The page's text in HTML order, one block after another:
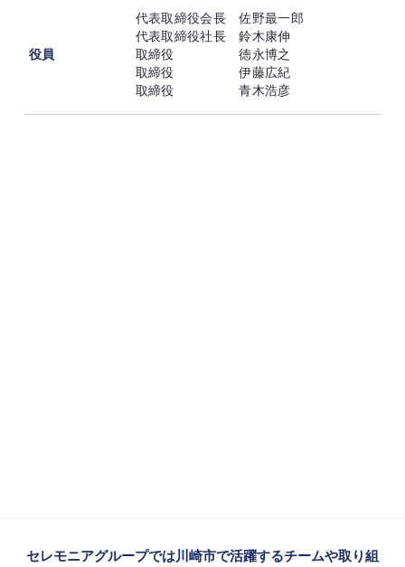
役員
代表取締役会長 佐野最一郎
代表取締役社長 鈴木康伸
取締役 徳永博之
取締役 伊藤広紀
取締役 青木浩彦
セレモニアグループでは川崎市で活躍するチームや取り組